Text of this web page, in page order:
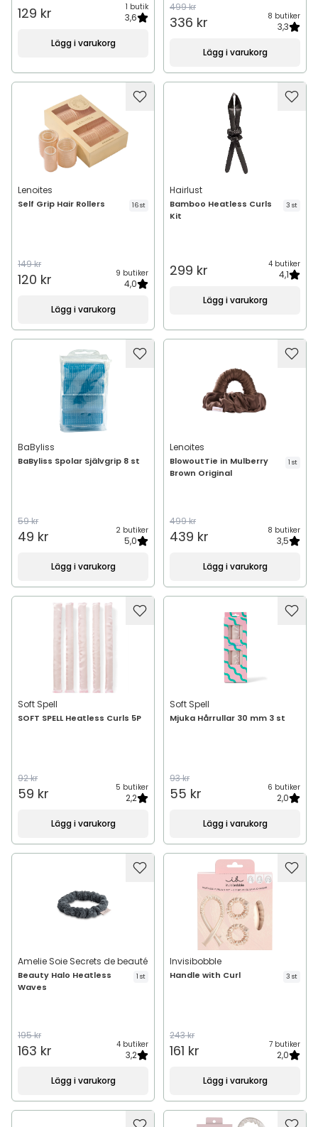
129 kr 1 butik
3,6
Lägg i varukorg
499 kr
336 kr 8 butiker
3,3
Lägg i varukorg
Lenoites
Self Grip Hair Rollers 16 st
149 kr
120 kr 9 butiker
4,0
Lägg i varukorg
Hairlust
Bamboo Heatless Curls
Kit
3 st
299 kr 4 butiker
4,1
Lägg i varukorg
BaByliss
BaByliss Spolar Självgrip 8 st
59 kr
49 kr 2 butiker
5,0
Lägg i varukorg
Lenoites
BlowoutTie in Mulberry
Brown Original
1 st
499 kr
439 kr 8 butiker
3,5
Lägg i varukorg
Soft Spell
SOFT SPELL Heatless Curls 5P
92 kr
59 kr 5 butiker
2,2
Lägg i varukorg
Soft Spell
Mjuka Hårrullar 30 mm 3 st
93 kr
55 kr 6 butiker
2,0
Lägg i varukorg
Amelie Soie Secrets de beauté
Beauty Halo Heatless
Waves
1 st
195 kr
163 kr 4 butiker
3,2
Lägg i varukorg
Invisibobble
Handle with Curl 3 st
243 kr
161 kr 7 butiker
2,0
Lägg i varukorg